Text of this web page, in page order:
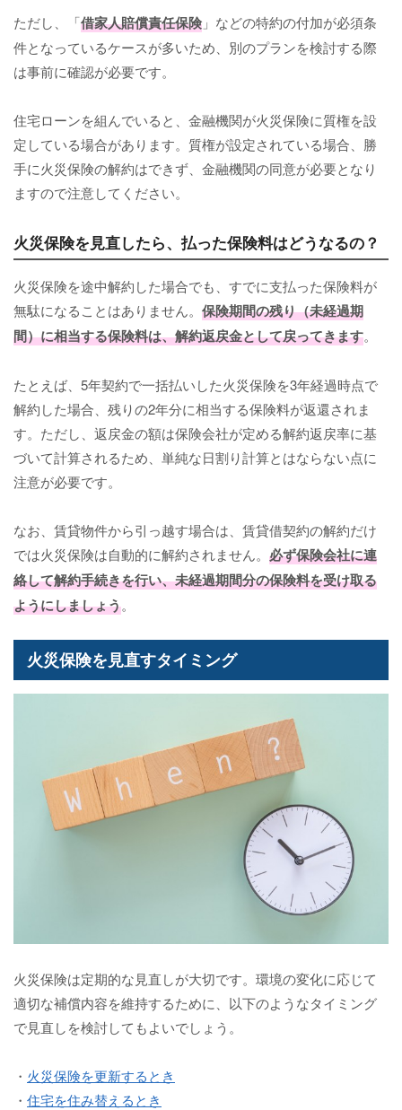
ただし、「借家人賠償責任保険 」などの特約の付加が必須条
件となっているケースが多いため、別のプランを検討する際
は事前に確認が必要です。
住宅ローンを組んでいると、金融機関が火災保険に質権を設
定している場合があります。質権が設定されている場合、勝
手に火災保険の解約はできず、金融機関の同意が必要となり
ますので注意してください。
火災保険を見直したら、払った保険料はどうなるの？
火災保険を途中解約した場合でも、すでに支払った保険料が
無駄になることはありません。 保険期間の残り（未経過期
間）に相当する保険料は、解約返戻金として戻ってきます。
たとえば、5年契約で一括払いした火災保険を3年経過時点で
解約した場合、残りの2年分に相当する保険料が返還されま
す。ただし、返戻金の額は保険会社が定める解約返戻率に基
づいて計算されるため、単純な日割り計算とはならない点に
注意が必要です。
なお、賃貸物件から引っ越す場合は、賃貸借契約の解約だけ
では火災保険は自動的に解約されません。 必ず保険会社に連
絡して解約手続きを行い、未経過期間分の保険料を受け取る
ようにしましょう。
火災保険を見直すタイミング
火災保険は定期的な見直しが大切です。環境の変化に応じて
適切な補償内容を維持するために、以下のようなタイミング
で見直しを検討してもよいでしょう。
・ 火災保険を更新するとき
・ 住宅を住み替えるとき